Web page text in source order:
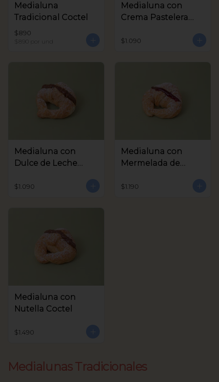
Medialuna
Tradicional Coctel
$890
$890 por und
Medialuna con
Crema Pastelera
$1.090
Medialuna con
Dulce de Leche
$1.090
Medialuna con
Mermelada de
$1.190
Medialuna con
Nutella Coctel
$1.490
Medialunas Tradicionales